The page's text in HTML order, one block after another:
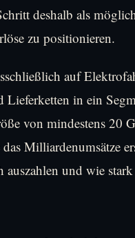
deshalb als
zu positionieren.
auf
in ein
von mindestens 20
Milliardenumsätze
und wie